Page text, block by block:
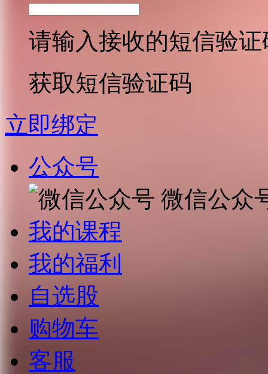
请输入接收的短信验证
获取短信验证码
立即绑定
公众号
微信公众
我的课程
我的福利
自选股
购物车
客服